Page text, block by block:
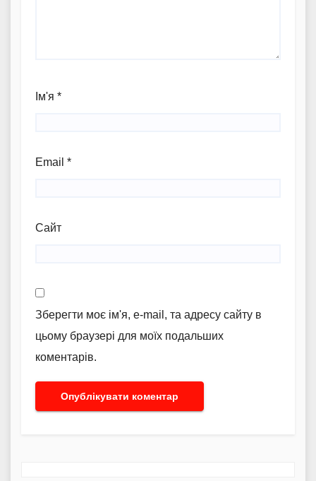
Ім'я *
Email *
Сайт
Зберегти моє ім'я, e-mail, та адресу сайту в
цьому браузері для моїх подальших
коментарів.